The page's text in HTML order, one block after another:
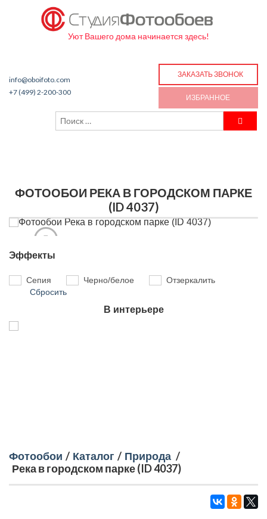
Уют Вашего дома начинается здесь!
info@oboifoto.com
+7 (499) 2-200-300
ЗАКАЗАТЬ ЗВОНОК
ИЗБРАННОЕ
ФОТООБОИ РЕКА В ГОРОДСКОМ ПАРКЕ
(ID 4037)
Эффекты
Сепия Черно/белое
Отзеркалить
Сбросить
В интерьере
Фотообои / Каталог / Природа /
Река в городском парке (ID 4037)